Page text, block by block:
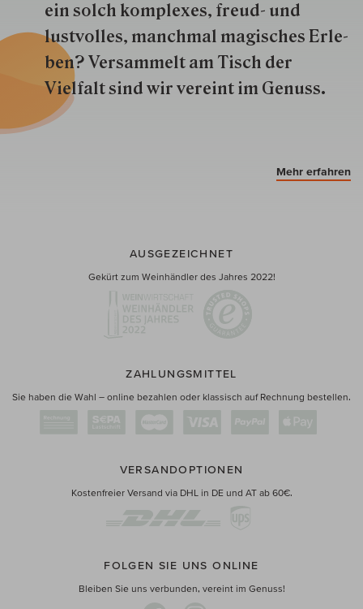
ein solch kom­plexes, freud- und
lustvolles, manchmal ma­gisch­es Er­le­
ben? Versammelt am Tisch der
Vielfalt sind wir ver­eint im Genuss.
Mehr erfahren
AUSGEZEICHNET
Gekürt zum Weinhändler des Jahres 2022!
ZAHLUNGSMITTEL
Sie haben die Wahl – online bezahlen oder klassisch auf Rechnung bestellen.
VERSANDOPTIONEN
Kostenfreier Versand via DHL in DE und AT ab 60€.
FOLGEN SIE UNS ONLINE
Bleiben Sie uns verbunden, vereint im Genuss!